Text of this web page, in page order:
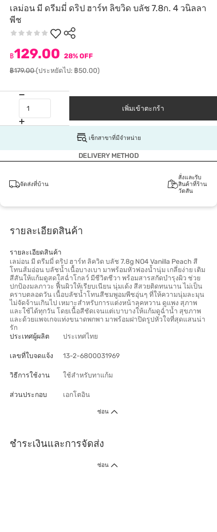
เลม่อน มี ดรีมมี่ ดริป ฮาร์ท ลิขวิด บลัช 7.8ก. 4 วนิลลา
พีช
฿129.00 28% OFF
฿179.00(ประหยัดไป: ฿50.00)
เพิ่มเข้าตะกร้า
เช็กสาขาที่มีจำหน่าย
DELIVERY METHOD
จัดส่งที่บ้าน
สั่งและรับ
สินค้าที่ร้าน
วัตสัน
รายละเอียดสินค้า
รายละเอียดสินค้า
เลม่อน มี ดรีมมี่ ดริป ฮาร์ท ลิควิด บลัช 7.8g NO4 Vanilla Peach สี
โทนส้มอ่อน บลัชน้ำเนื้อบางเบา มาพร้อมหัวฟองน้ำนุ่ม เกลี่ยง่าย เติม
สีสันให้แก้มดูสดใสฉ่ำโกลว์ มีชีวิตชีวา พร้อมสารสกัดบำรุงผิว ช่วย
ปกป้องมลภาวะ ฟื้นผิวให้เรียบเนียน นุ่มเด้ง สีสวยติดทนนาน ไม่เป็น
คราบตลอดวัน เนื้อบลัชน้ำโทนสีชมพูอมพีชอุ่นๆ ที่ให้ความนุ่มละมุน
ไม่จัดจ้านเกินไป เหมาะสำหรับการแต่งหน้าลุคหวาน ดูแพง สุภาพ
และใช้ได้ทุกวัน โดยเนื้อสีชัดเจนแต่เบาบางให้แก้มดูฉ่ำน้ำ สุขภาพ
และด้วยแพจเกจแท่งขนาดพกพา มาพร้อมฝาปิดรูปหัวใจที่สุดแสนน่า
รัก
ประเทศผู้ผลิต
ประเทศไทย
เลขที่ใบจดแจ้ง 13-2-6800031969
วิธีการใช้งาน ใช้สำหรับทาแก้ม
ส่วนประกอบ เอกโตอิน
ซ่อน
ชำระเงินและการจัดส่ง
ซ่อน